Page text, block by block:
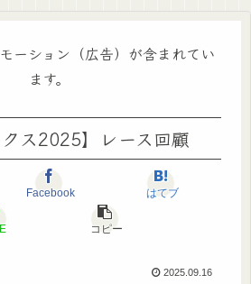
ーション（広告）が含まれてい
ます。
クス2025】レース回顧
Facebook はてブ
コピー
2025.09.16